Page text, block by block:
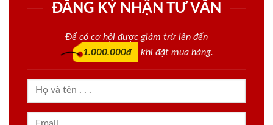
ĐĂNG KÝ NHẬN TƯ VẤN
Để có cơ hội được giảm trừ lên đến
1.000.000đ
khi đặt mua hàng.